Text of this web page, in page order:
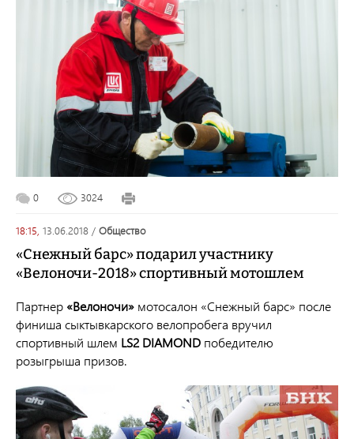
0 3024
18:15, 13.06.2018 / общество
«Снежный барс» подарил участнику
«Велоночи-2018» спортивный мотошлем
Партнер «Велоночи» мотосалон «Снежный барс» после
финиша сыктывкарского велопробега вручил
спортивный шлем LS2 DIAMOND победителю
розыгрыша призов.